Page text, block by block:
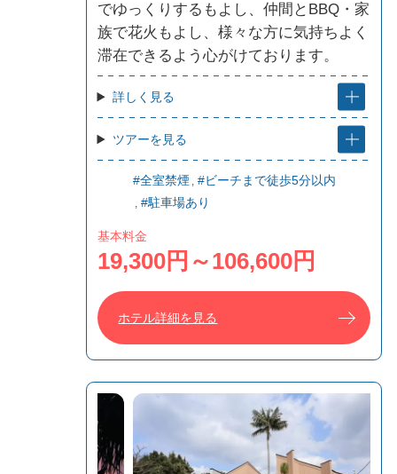
でゆっくりするもよし、仲間とBBQ・家
族で花火もよし、様々な方に気持ちよく
滞在できるよう心がけております。
詳しく見る
ツアーを見る
#全室禁煙 #ビーチまで徒歩5分以内
#駐車場あり
基本料金
19,300円～106,600円
ホテル詳細を見る